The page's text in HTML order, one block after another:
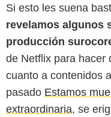
Si esto les suena
revelamos algunos
producción
de Netflix para hacer
cuanto a contenidos
pasado Estamos
extraordinaria, se